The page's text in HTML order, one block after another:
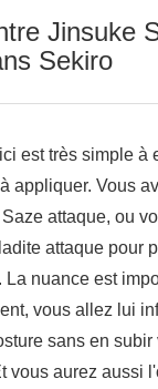
Jinsuke
Sekiro
est très simple à
appliquer. Vous
attaque, ou
attaque pour
La nuance est
vous allez lui
sans en subir
vous aurez aussi